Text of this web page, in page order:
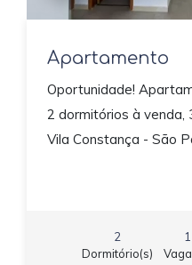
Apartamento
Oportunidade!
2 dormitórios à venda,
Vila Constança - São
2
Dormitório(s)
1